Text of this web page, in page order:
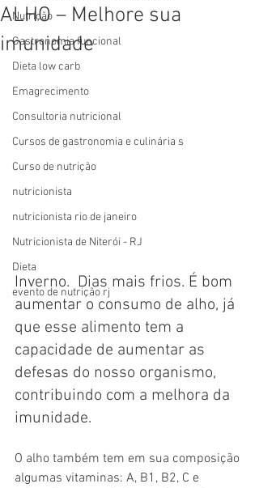
Nutrição
Gastronomia funcional
Dieta low carb
Emagrecimento
Consultoria nutricional
Cursos de gastronomia e culinária s
Curso de nutrição
nutricionista
nutricionista rio de janeiro
Nutricionista de Niterói - RJ
Dieta
evento de nutrição rj
ALHO – Melhore sua
imunidade
Inverno.  Dias mais frios. É bom
aumentar o consumo de alho, já
que esse alimento tem a
capacidade de aumentar as
defesas do nosso organismo,
contribuindo com a melhora da
imunidade.
O alho também tem em sua composição
algumas vitaminas: A, B1, B2, C e